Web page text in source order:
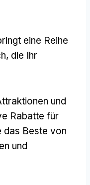
eine Reihe
die Ihr
und
Rabatte für
das Beste von
und